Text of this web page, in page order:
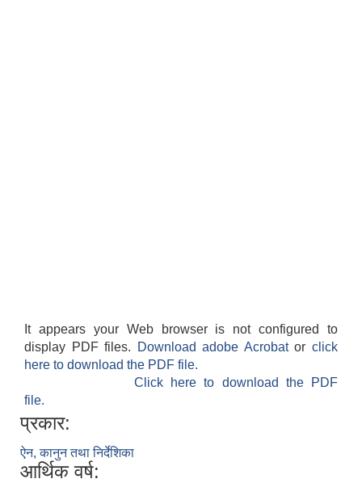
It appears your Web browser is not configured to
display PDF files.
Download adobe Acrobatorclick
here to download the PDF file.
Click here to download the PDF
file.
प्रकार:
ऐन, कानुन तथा निर्देशिका
आर्थिक वर्ष: